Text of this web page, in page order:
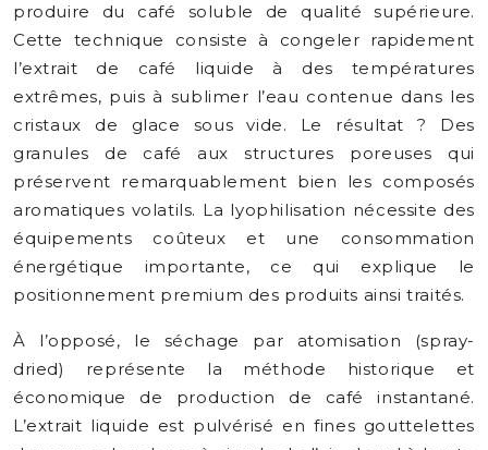
produire du café soluble de qualité supérieure.
Cette technique consiste à congeler rapidement
l’extrait de café liquide à des températures
extrêmes, puis à sublimer l’eau contenue dans les
cristaux de glace sous vide. Le résultat ? Des
granules de café aux structures poreuses qui
préservent remarquablement bien les composés
aromatiques volatils. La lyophilisation nécessite des
équipements coûteux et une consommation
énergétique importante, ce qui explique le
positionnement premium des produits ainsi traités.
À l’opposé, le séchage par atomisation (spray-
dried) représente la méthode historique et
économique de production de café instantané.
L’extrait liquide est pulvérisé en fines gouttelettes